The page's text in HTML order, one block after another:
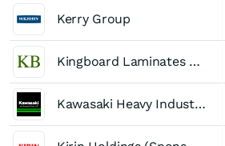
Kerry Group
Kingboard Laminates Holdings
Kawasaki Heavy Industries